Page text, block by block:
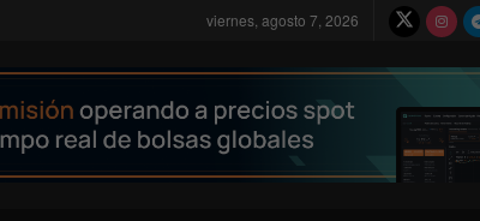
viernes, agosto 7, 2026